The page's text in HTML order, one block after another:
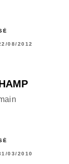
08/2012
03/2010